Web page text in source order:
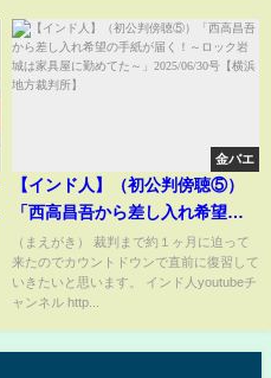
金バエ
【インド人】（初公判傍聴⑤）
「西高昌吾から差し入れ希望の
手紙が届く！～ロック岩城は家
具屋に勤めてた～」2025/06/30
号【横浜地方裁判所】
（まえがき） 裁判まで約１ヶ月に迫って
来たのでカウントドウンで直前に復習して
いきたいと思います。 インド人youtubeチ
ャンネル http...